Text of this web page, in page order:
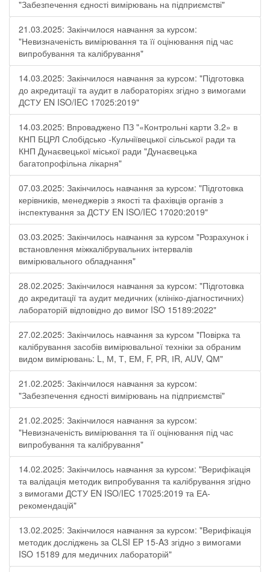
"Забезпечення єдності вимірювань на підприємстві"
21.03.2025: Закінчилося навчання за курсом:
"Невизначеність вимірювання та її оцінювання під час
випробування та калібрування"
14.03.2025: Закінчилося навчання за курсом: "Підготовка
до акредитації та аудит в лабораторіях згідно з вимогами
ДСТУ EN ISO/IEC 17025:2019"
14.03.2025: Впроваджено ПЗ "«Контрольні карти 3.2» в
КНП БЦРЛ Слобідсько -Кульчіївецької сільської ради та
КНП Дунаєвецької міської ради "Дунаєвецька
багатопрофільна лікарня"
07.03.2025: Закінчилось навчання за курсом: "Підготовка
керівників, менеджерів з якості та фахівців органів з
інспектування за ДСТУ EN ISO/IEC 17020:2019"
03.03.2025: Закінчилось навчання за курсом "Розрахунок і
встановлення міжкалібрувальних інтервалів
вимірювального обладнання"
28.02.2025: Закінчилося навчання за курсом: "Підготовка
до акредитації та аудит медичних (клініко-діагностичних)
лабораторій відповідно до вимог ISO 15189:2022"
27.02.2025: Закінчилось навчання за курсом "Повірка та
калібрування засобів вимірювальної техніки за обраним
видом вимірювань: L, М, Т, ЕМ, F, РR, ІR, АUV, QМ"
21.02.2025: Закінчилося навчання за курсом:
"Забезпечення єдності вимірювань на підприємстві"
21.02.2025: Закінчилося навчання за курсом:
"Невизначеність вимірювання та її оцінювання під час
випробування та калібрування"
14.02.2025: Закінчилось навчання за курсом: "Верифікація
та валідація методик випробування та калібрування згідно
з вимогами ДСТУ EN ISO/IEC 17025:2019 та ЕА-
рекомендацій"
13.02.2025: Закінчилося навчання за курсом: "Верифікація
методик досліджень за CLSI EP 15-A3 згідно з вимогами
ISO 15189 для медичних лабораторій"